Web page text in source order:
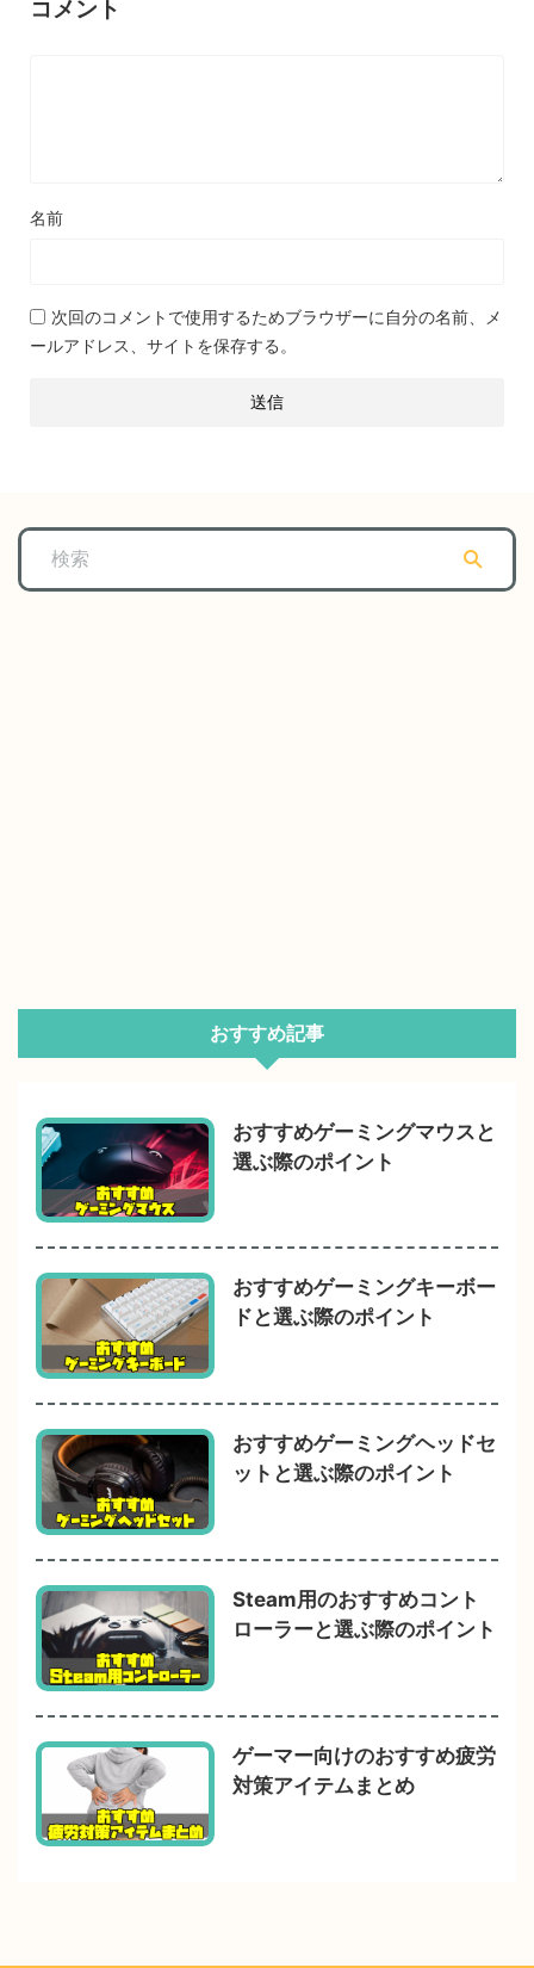
コメント
名前
次回のコメントで使用するためブラウザーに自分の名前、メ
ールアドレス、サイトを保存する。
おすすめ記事
おすすめゲーミングマウスと
選ぶ際のポイント
おすすめゲーミングキーボー
ドと選ぶ際のポイント
おすすめゲーミングヘッドセ
ットと選ぶ際のポイント
Steam用のおすすめコント
ローラーと選ぶ際のポイント
ゲーマー向けのおすすめ疲労
対策アイテムまとめ